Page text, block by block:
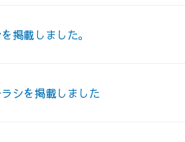
掲載しました。
シを掲載しました